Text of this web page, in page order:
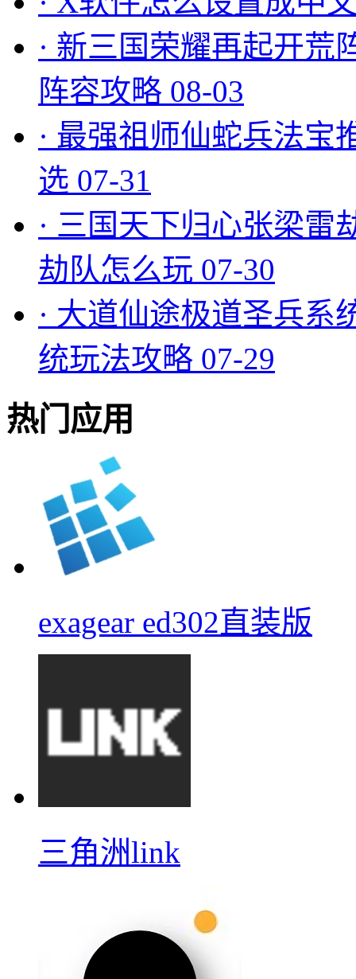
· 新三国荣耀再起开荒
阵容攻略 08-03
· 最强祖师仙蛇兵法宝
选 07-31
· 三国天下归心张梁雷
劫队怎么玩 07-30
· 大道仙途极道圣兵系
统玩法攻略 07-29
热门应用
exagear ed302直装版
三角洲link